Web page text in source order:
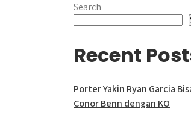
Search
Recent
Porter Yakin Ryan Garcia
Conor Benn dengan KO